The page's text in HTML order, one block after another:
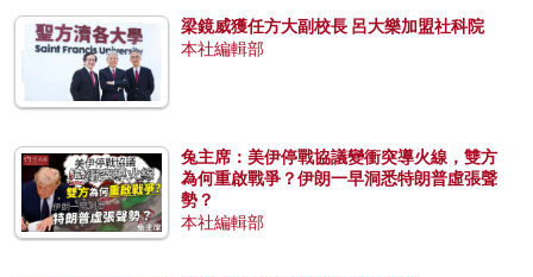
梁鏡威獲任方大副校長 呂大樂加盟社科院
本社編輯部
兔主席：美伊停戰協議變衝突導火線，雙方
為何重啟戰爭？伊朗一早洞悉特朗普虛張聲
勢？
本社編輯部